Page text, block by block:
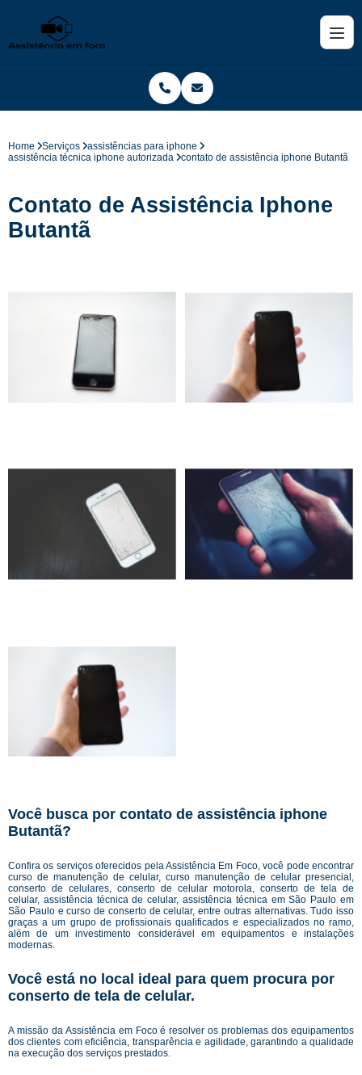
Home Serviços
assistências para iphone
assistência técnica iphone autorizada
contato de assistência iphone Butantã
Contato de Assistência Iphone
Butantã
Você busca por contato de assistência iphone
Butantã?
Confira os serviços oferecidos pela Assistência Em Foco, você pode encontrar
curso de manutenção de celular, curso manutenção de celular presencial,
conserto de celulares, conserto de celular motorola, conserto de tela de
celular, assistência técnica de celular, assistência técnica em São Paulo em
São Paulo e curso de conserto de celular, entre outras alternativas. Tudo isso
graças a um grupo de profissionais qualificados e especializados no ramo,
além de um investimento considerável em equipamentos e instalações
modernas.
Você está no local ideal para quem procura por
conserto de tela de celular.
A missão da Assistência em Foco é resolver os problemas dos equipamentos
dos clientes com eficiência, transparência e agilidade, garantindo a qualidade
na execução dos serviços prestados.